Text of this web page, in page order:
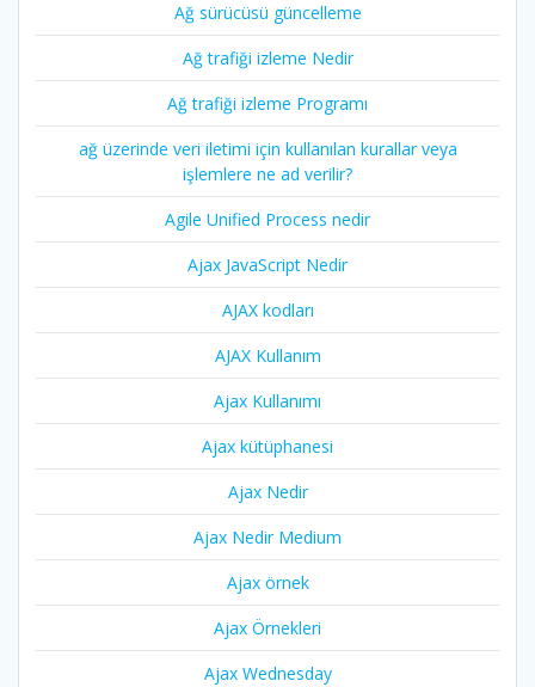
Ağ sürücüsü güncelleme
Ağ trafiği izleme Nedir
Ağ trafiği izleme Programı
ağ üzerinde veri iletimi için kullanılan kurallar veya
işlemlere ne ad verilir?
Agile Unified Process nedir
Ajax JavaScript Nedir
AJAX kodları
AJAX Kullanım
Ajax Kullanımı
Ajax kütüphanesi
Ajax Nedir
Ajax Nedir Medium
Ajax örnek
Ajax Örnekleri
Ajax Wednesday